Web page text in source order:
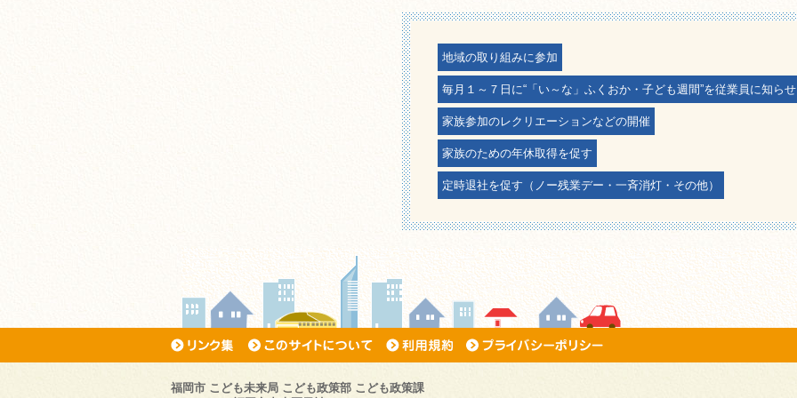
地域の取り組みに参加
毎月１～７日に“「い～な」ふくおか・子ども週間”を従業員に知ら
家族参加のレクリエーションなどの開催
家族のための年休取得を促す
定時退社を促す（ノー残業デー・一斉消灯・その他）
福岡市 こども未来局 こども政策部 こども政策課